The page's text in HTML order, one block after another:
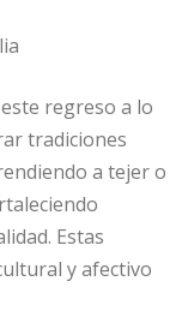
regreso a lo
tradiciones
a tejer o
Estas
y afectivo